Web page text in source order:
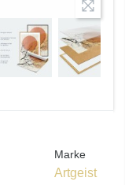
Marke
Artgeist